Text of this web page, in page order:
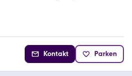
Kontakt Parken